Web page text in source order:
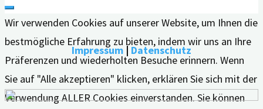
Impressum | Datenschutz
Wir verwenden Cookies auf unserer Website, um Ihnen die
bestmögliche Erfahrung zu bieten, indem wir uns an Ihre
Präferenzen und wiederholten Besuche erinnern. Wenn
Sie auf "Alle akzeptieren" klicken, erklären Sie sich mit der
Verwendung ALLER Cookies einverstanden. Sie können